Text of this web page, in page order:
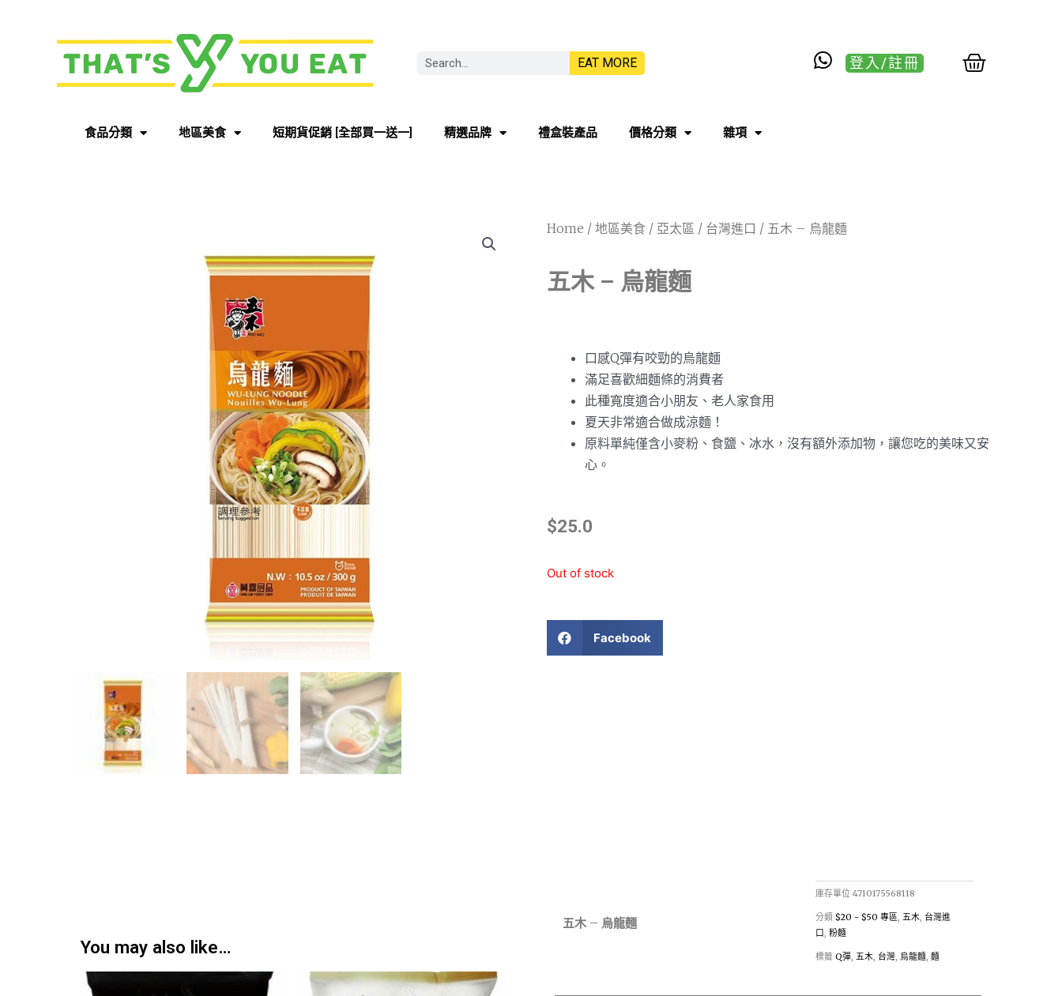
EAT MORE 登入/註冊
食品分類 地區美食 短期貨促銷 [全部買一送一] 精選品牌 禮盒裝產品 價格分類 雜項
Home / 地區美食 / 亞太區 / 台灣進口 / 五木 – 烏龍麵
五木 – 烏龍麵
口感Q彈有咬勁的烏龍麵
滿足喜歡細麵條的消費者
此種寬度適合小朋友、老人家食用
夏天非常適合做成涼麵！
原料單純僅含小麥粉、食鹽、冰水，沒有額外添加物，讓您吃的美味又安
心。
$25.0
Out of stock
Facebook
You may also like…
五木 – 烏龍麵
庫存單位4710175568118
分類 $20 - $50 專區,五木, 台灣進
口,粉麵
標籤 Q彈,五木, 台灣, 烏龍麵,麵